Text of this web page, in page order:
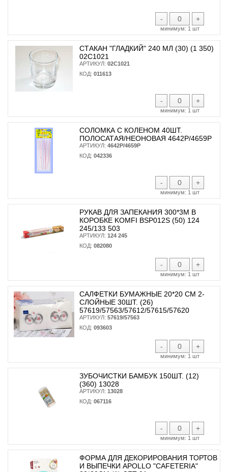
- +
минимум: 1 шт
СТАКАН "ГЛАДКИЙ" 240 МЛ (30) (1 350)
02С1021
АРТИКУЛ: 02С1021
КОД: 011613
- +
минимум: 1 шт
СОЛОМКА С КОЛЕНОМ 40ШТ.
ПОЛОСАТАЯ/НЕОНОВАЯ 4642Р/4659Р
АРТИКУЛ: 4642Р/4659Р
КОД: 042336
- +
минимум: 1 шт
РУКАВ ДЛЯ ЗАПЕКАНИЯ 300*3М В
КОРОБКЕ KOMFI BSP012S (50) 124
245/133 503
АРТИКУЛ: 124 245
КОД: 082080
- +
минимум: 1 шт
САЛФЕТКИ БУМАЖНЫЕ 20*20 СМ 2-
СЛОЙНЫЕ 30ШТ. (26)
57619/57563/57612/57615/57620
АРТИКУЛ: 57619/57563
КОД: 093603
- +
минимум: 1 шт
ЗУБОЧИСТКИ БАМБУК 150ШТ. (12)
(360) 13028
АРТИКУЛ: 13028
КОД: 067116
- +
минимум: 1 шт
ФОРМА ДЛЯ ДЕКОРИРОВАНИЯ ТОРТОВ
И ВЫПЕЧКИ APOLLO "CAFETERIA"